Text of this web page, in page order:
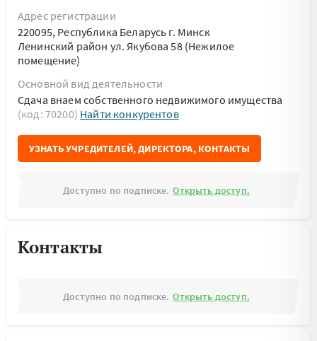
Адрес регистрации
220095, Республика Беларусь г. Минск
Ленинский район ул. Якубова 58 (Нежилое
помещение)
Основной вид деятельности
Сдача внаем собственного недвижимого имущества
(код: 70200) Найти конкурентов
УЗНАТЬ УЧРЕДИТЕЛЕЙ, ДИРЕКТОРА, КОНТАКТЫ
Доступно по подписке. Открыть доступ.
Контакты
Доступно по подписке. Открыть доступ.